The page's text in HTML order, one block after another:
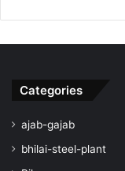
Categories
ajab-gajab
bhilai-steel-plant